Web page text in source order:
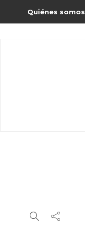
Quiénes somos